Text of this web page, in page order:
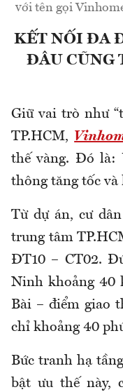
với tên gọi
KẾT NỐI ĐA
ĐÂU CŨNG
Giữ vai trò như
TP.HCM,
thế vàng. Đó là:
thông tăng tốc và
Từ dự án, cư
trung tâm
ĐT10 – CT02.
Ninh khoảng 40
Bài – điểm giao
chỉ khoảng 40
Bức tranh hạ
bật ưu thế này,